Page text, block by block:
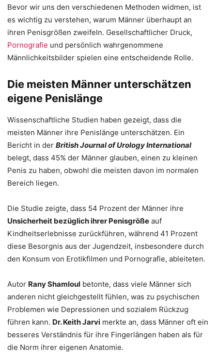
Bevor wir uns den verschiedenen Methoden widmen, ist
es wichtig zu verstehen, warum Männer überhaupt an
ihren Penisgrößen zweifeln. Gesellschaftlicher Druck,
Pornografie und persönlich wahrgenommene
Männlichkeitsbilder spielen eine entscheidende Rolle.
Die meisten Männer unterschätzen
eigene Penislänge
Wissenschaftliche Studien haben gezeigt, dass die
meisten Männer ihre Penislänge unterschätzen. Ein
Bericht in der British Journal of Urology International
belegt, dass 45% der Männer glauben, einen zu kleinen
Penis zu haben, obwohl die meisten davon im normalen
Bereich liegen.
Die Studie zeigte, dass 54 Prozent der Männer ihre
Unsicherheit bezüglich ihrer Penisgröße auf
Kindheitserlebnisse zurückführen, während 41 Prozent
diese Besorgnis aus der Jugendzeit, insbesondere durch
den Konsum von Erotikfilmen und Pornografie, ableiteten.
Autor Rany Shamloul betonte, dass viele Männer sich
anderen nicht gleichgestellt fühlen, was zu psychischen
Problemen wie Depressionen und sozialem Rückzug
führen kann. Dr. Keith Jarvi merkte an, dass Männer oft ein
besseres Verständnis für ihre Fingerlängen haben als für
die Norm ihrer eigenen Anatomie.